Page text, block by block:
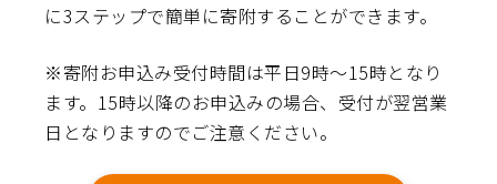
に3ステップで簡単に寄附することができます。
※寄附お申込み受付時間は平日9時～15時となり
ます。15時以降のお申込みの場合、受付が翌営業
日となりますのでご注意ください。